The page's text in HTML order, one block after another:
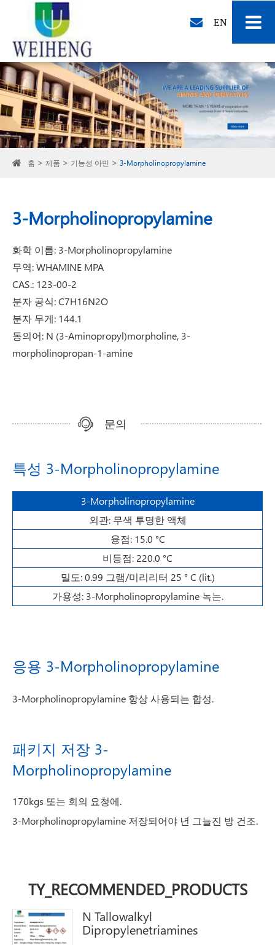
EN
홈 제품 기능성 아민 3-Morpholinopropylamine
3-Morpholinopropylamine
화학 이름: 3-Morpholinopropylamine
무역: WHAMINE MPA
CAS.: 123-00-2
분자 공식: C7H16N2O
분자 무게: 144.1
동의어: N (3-Aminopropyl)morpholine, 3-
morpholinopropan-1-amine
문의
특성 3-Morpholinopropylamine
3-Morpholinopropylamine
외관: 무색 투명한 액체
융점: 15.0 °C
비등점: 220.0 °C
밀도: 0.99 그램/미리리터 25 ° C (lit.)
가용성: 3-Morpholinopropylamine 녹는.
응용 3-Morpholinopropylamine
3-Morpholinopropylamine 항상 사용되는 합성.
패키지 저장 3-
Morpholinopropylamine
170kgs 또는 회의 요청에.
3-Morpholinopropylamine 저장되어야 년 그늘진 방 건조.
TY_RECOMMENDED_PRODUCTS
N Tallowalkyl
Dipropylenetriamines